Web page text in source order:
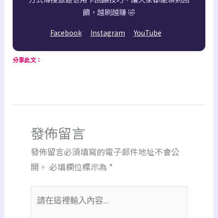
饋，越刷越賺 🤣
Facebook Instagram YouTube
分享此文：
發佈留言
發佈留言必須填寫的電子郵件地址不會公
開。 必填欄位標示為 *
在